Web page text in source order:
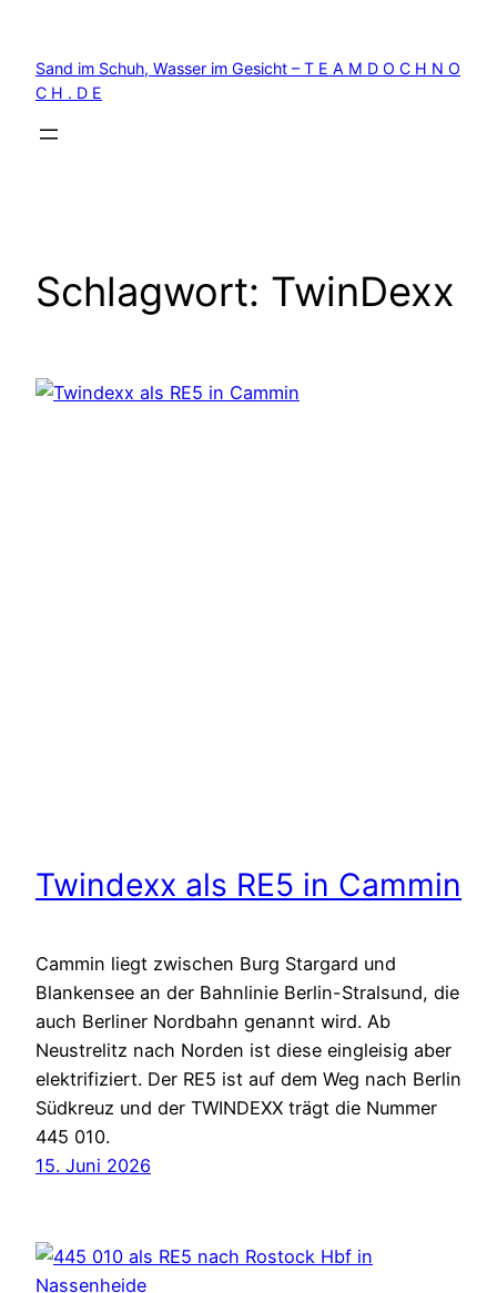
springen
Sand im Schuh, Wasser im Gesicht – T E A M D O C H N O
C H . D E
Schlagwort: TwinDexx
Twindexx als RE5 in Cammin
Cammin liegt zwischen Burg Stargard und
Blankensee an der Bahnlinie Berlin-Stralsund, die
auch Berliner Nordbahn genannt wird. Ab
Neustrelitz nach Norden ist diese eingleisig aber
elektrifiziert. Der RE5 ist auf dem Weg nach Berlin
Südkreuz und der TWINDEXX trägt die Nummer
445 010.
15. Juni 2026